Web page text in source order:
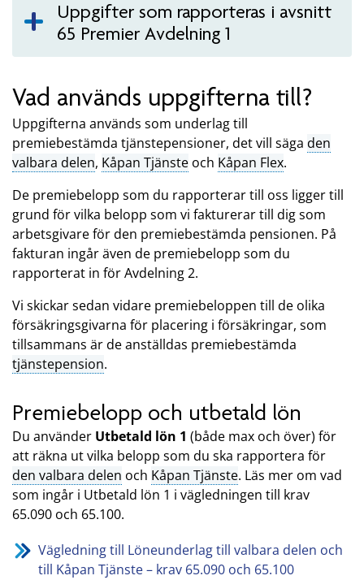
Uppgifter som rapporteras i avsnitt
65 Premier Avdelning 1
Vad används uppgifterna till?
Uppgifterna används som underlag till
premiebestämda tjänstepensioner, det vill säga den
valbara delen, Kåpan Tjänste och Kåpan Flex.
De premiebelopp som du rapporterar till oss ligger till
grund för vilka belopp som vi fakturerar till dig som
arbetsgivare för den premiebestämda pensionen. På
fakturan ingår även de premiebelopp som du
rapporterat in för Avdelning 2.
Vi skickar sedan vidare premiebeloppen till de olika
försäkringsgivarna för placering i försäkringar, som
tillsammans är de anställdas premiebestämda
tjänstepension.
Premiebelopp och utbetald lön
Du använder Utbetald lön 1 (både max och över) för
att räkna ut vilka belopp som du ska rapportera för
den valbara delen och Kåpan Tjänste. Läs mer om vad
som ingår i Utbetald lön 1 i vägledningen till krav
65.090 och 65.100.
Vägledning till Löneunderlag till valbara delen och
till Kåpan Tjänste – krav 65.090 och 65.100